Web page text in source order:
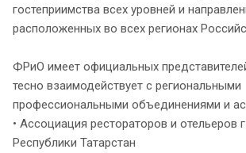
гостеприимства всех уровней и
расположенных во всех регионах
ФРиО имеет официальных
тесно взаимодействует с региональными
профессиональными объединениями и
• Ассоциация рестораторов и отельеров
Республики Татарстан